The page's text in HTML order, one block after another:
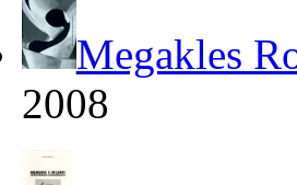
Megakles
2008